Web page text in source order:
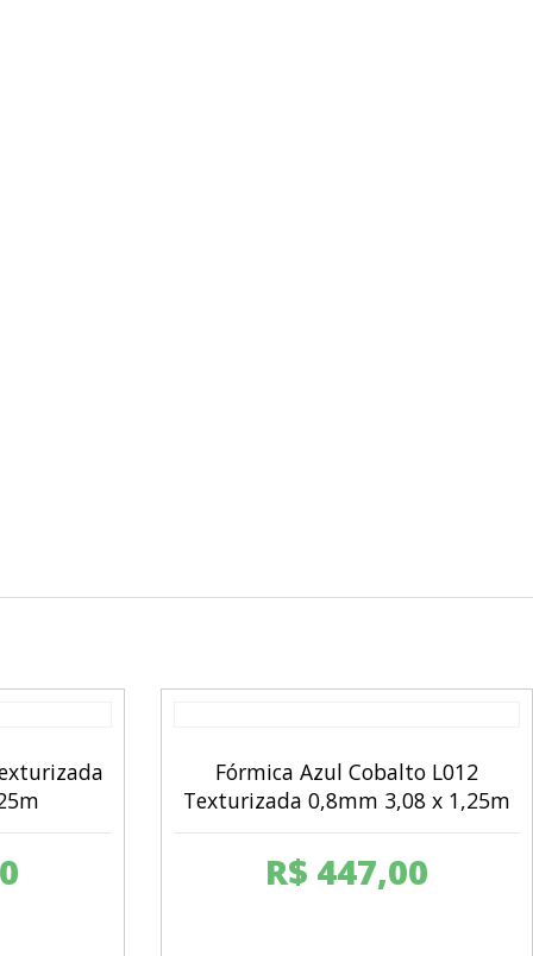
Fórmica Azul Cobalto L012
Texturizada 0,8mm 3,08 x 1,25m
R$ 447,00